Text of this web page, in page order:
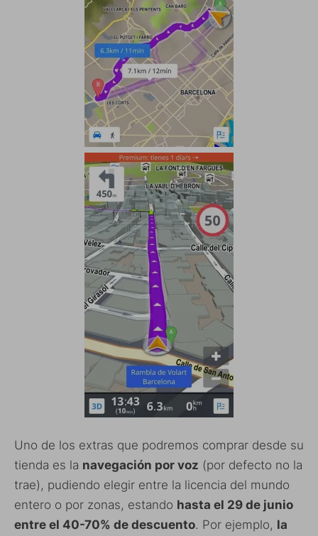
Uno de los extras que podremos comprar desde su
tienda es la navegación por voz (por defecto no la
trae), pudiendo elegir entre la licencia del mundo
entero o por zonas, estando hasta el 29 de junio
entre el 40-70% de descuento. Por ejemplo, la